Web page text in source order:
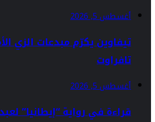
أغسطس 5, 2026
تيفاوين يكرّم مبدعات الزي
تافراوت
أغسطس 5, 2026
قراءة في رواية “إيطانيا”